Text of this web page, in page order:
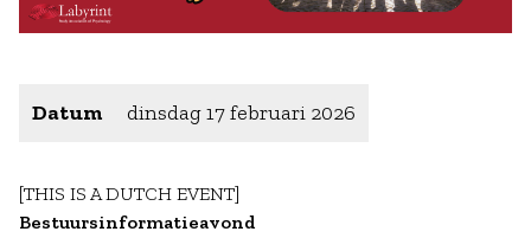
Datum dinsdag 17 februari 2026
[THIS IS A DUTCH EVENT]
Bestuursinformatieavond